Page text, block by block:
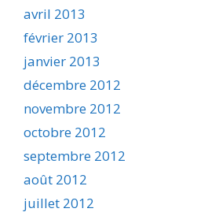
avril 2013
février 2013
janvier 2013
décembre 2012
novembre 2012
octobre 2012
septembre 2012
août 2012
juillet 2012